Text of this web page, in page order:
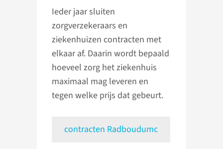
Ieder jaar sluiten
zorgverzekeraars en
ziekenhuizen contracten met
elkaar af. Daarin wordt bepaald
hoeveel zorg het ziekenhuis
maximaal mag leveren en
tegen welke prijs dat gebeurt.
contracten Radboudumc